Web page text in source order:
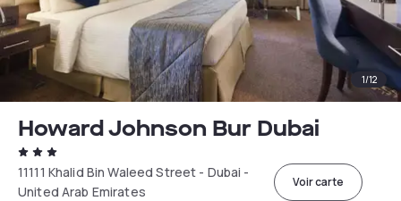
1/12
Howard Johnson Bur Dubai
11111 Khalid Bin Waleed Street - Dubai -
United Arab Emirates
Voir carte